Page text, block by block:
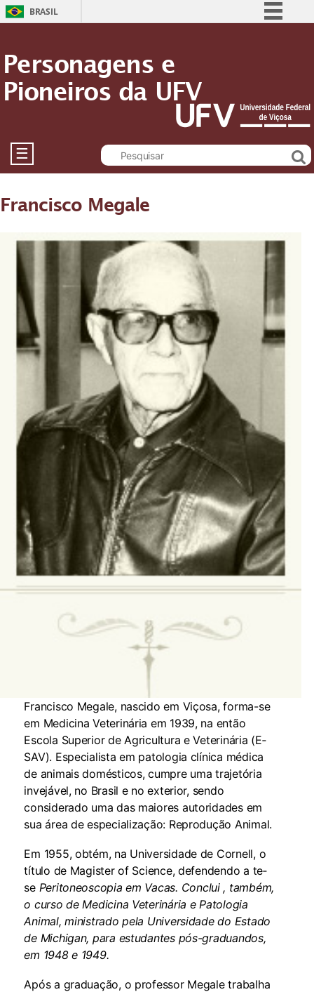
BRASIL
Acesso à informação
Legislação
Canais
Personagens e
Pioneiros da UFV
☰
Francisco Megale
Francisco Megale, nascido em Viçosa, forma-se
em Medicina Veterinária em 1939, na então
Escola Superior de Agricultura e Veterinária (E­
SAV). Especialista em patologia clí­nica médica
de animais domésti­cos, cumpre uma trajetória
invejável, no Brasil e no exterior, sendo
considerado uma das maiores autoridades em
sua área de especialização: Re­produção Animal.
Em 1955, obtém, na Univer­sidade de Cornell, o
título de Magis­ter of Science, defendendo a te­
se Peritoneoscopia em Vacas. Conclui , também,
o curso de Medicina Veterinária e Patolo­gia
Animal, ministrado pela Uni­versidade do Estado
de Michigan, para estudantes pós-graduandos,
em 1948 e 1949.
Após a graduação, o professor Megale trabalha